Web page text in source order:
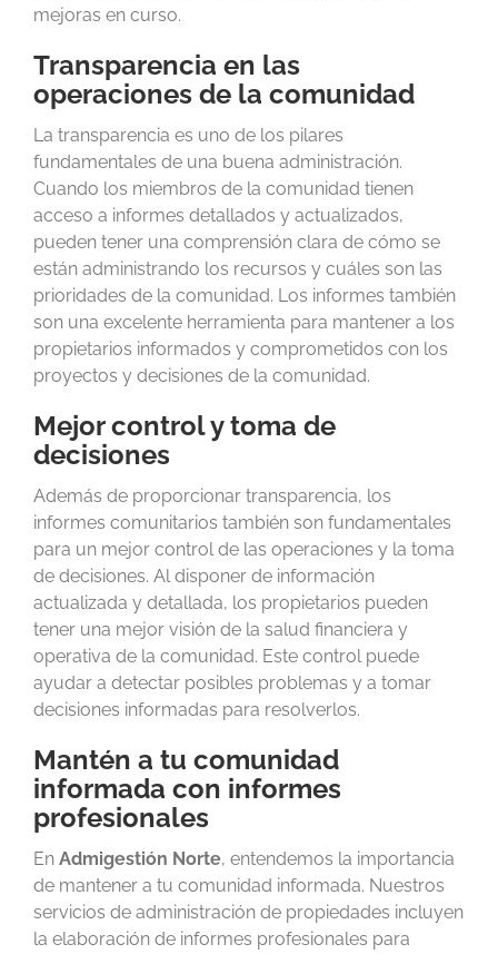
mejoras en curso.
Transparencia en las
operaciones de la comunidad
La transparencia es uno de los pilares
fundamentales de una buena administración.
Cuando los miembros de la comunidad tienen
acceso a informes detallados y actualizados,
pueden tener una comprensión clara de cómo se
están administrando los recursos y cuáles son las
prioridades de la comunidad. Los informes también
son una excelente herramienta para mantener a los
propietarios informados y comprometidos con los
proyectos y decisiones de la comunidad.
Mejor control y toma de
decisiones
Además de proporcionar transparencia, los
informes comunitarios también son fundamentales
para un mejor control de las operaciones y la toma
de decisiones. Al disponer de información
actualizada y detallada, los propietarios pueden
tener una mejor visión de la salud financiera y
operativa de la comunidad. Este control puede
ayudar a detectar posibles problemas y a tomar
decisiones informadas para resolverlos.
Mantén a tu comunidad
informada con informes
profesionales
En Admigestión Norte, entendemos la importancia
de mantener a tu comunidad informada. Nuestros
servicios de administración de propiedades incluyen
la elaboración de informes profesionales para